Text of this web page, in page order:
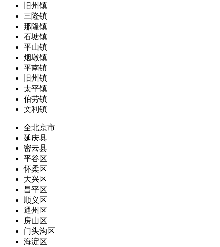
旧州镇
三隆镇
那隆镇
石塘镇
平山镇
烟墩镇
平南镇
旧州镇
太平镇
伯劳镇
文利镇
全北京市
延庆县
密云县
平谷区
怀柔区
大兴区
昌平区
顺义区
通州区
房山区
门头沟区
海淀区